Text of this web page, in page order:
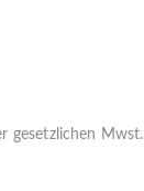
gesetzlichen Mwst.